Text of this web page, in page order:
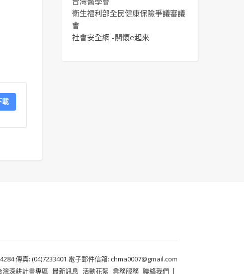
載
衛生福利部全民健康保險爭議審議
會
社會安全網 -關懷e起來
傳真: (04)7233401 電子郵件信箱: chma0007@gmail.com
深耕計畫專區 最新訊息 活動花絮 業務服務 聯絡我們